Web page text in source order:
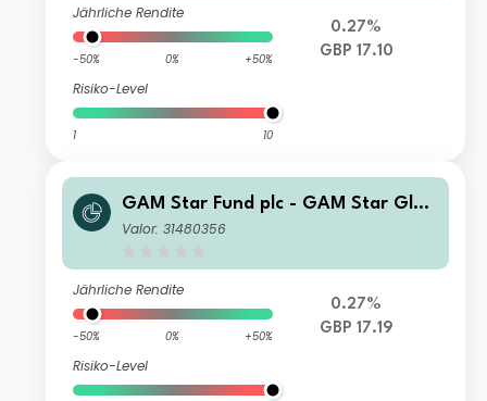
Jährliche Rendite
-50% 0% +50%
Risiko-Level
1 10
0.27%
GBP 17.10
GAM Star Fund plc - GAM Star Glob
al Cautious U Hedged GBP Acc
Valor: 31480356
Jährliche Rendite
-50% 0% +50%
Risiko-Level
0.27%
GBP 17.19